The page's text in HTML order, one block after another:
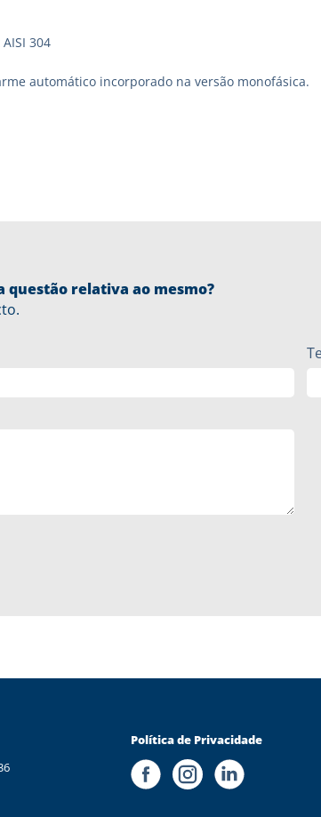
304
automático incorporado na versão monofásica.
questão relativa ao mesmo?
Política de Privacidade